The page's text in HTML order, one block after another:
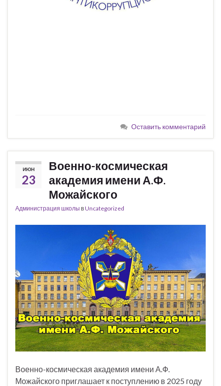
Оставить комментарий
ИЮН
23
Военно-космическая
академия имени А.Ф.
Можайского
Администрация школы вUncategorized
Военно-космическая академия имени А.Ф.
Можайского приглашает к поступлению в 2025 году